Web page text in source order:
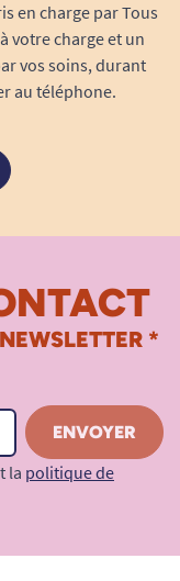
en charge par Tous
votre charge et un
vos soins, durant
au téléphone.
*
la politique de